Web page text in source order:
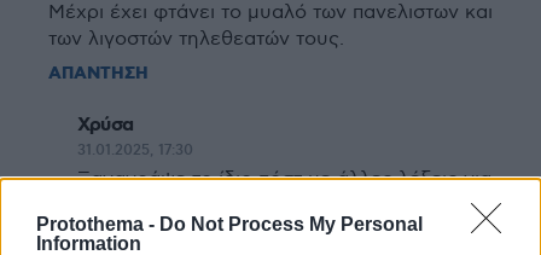
Protothema - Do Not Process My Personal
Information
Μέχρι έχει φτάνει το μυαλό των πανελιστων και
των λιγοστών τηλεθεατών τους.
ΑΠΑΝΤΗΣΗ
Χρύσα
31.01.2025, 17:30
Ξαναγράψε το ίδιο πόστ με άλλες λέξεις για
1.253.175.123 φορά μπας και πείσεις κάποιον
αδαή λες και δεν φαίνεσαι εμμονικέ